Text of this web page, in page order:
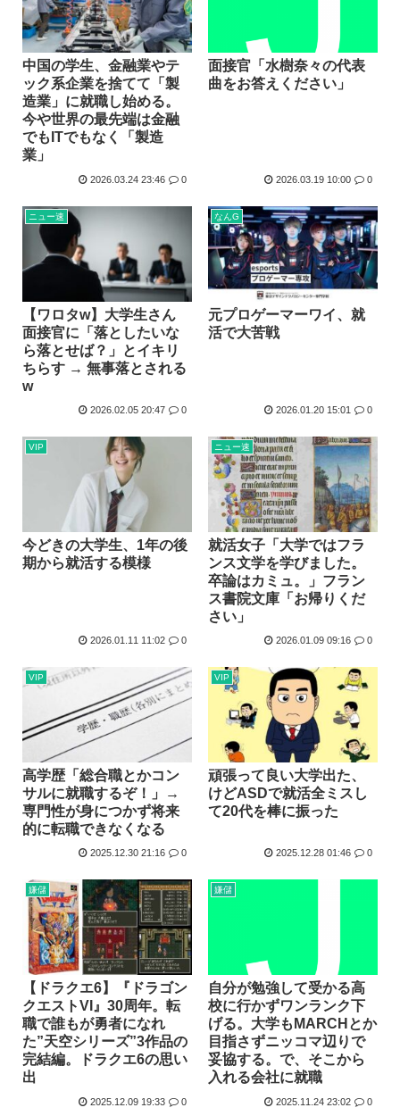
中国の学生、金融業やテ
ック系企業を捨てて「製
造業」に就職し始める。
今や世界の最先端は金融
でもITでもなく「製造
業」
2026.03.24 23:46 0
面接官「水樹奈々の代表
曲をお答えください」
2026.03.19 10:00 0
ニュー速
【ワロタw】大学生さん
面接官に「落としたいな
ら落とせば？」とイキリ
ちらす → 無事落とされる
w
2026.02.05 20:47 0
なんG
元プロゲーマーワイ、就
活で大苦戦
2026.01.20 15:01 0
VIP
今どきの大学生、1年の後
期から就活する模様
2026.01.11 11:02 0
ニュー速
就活女子「大学ではフラ
ンス文学を学びました。
卒論はカミュ。」フラン
ス書院文庫「お帰りくだ
さい」
2026.01.09 09:16 0
VIP
高学歴「総合職とかコン
サルに就職するぞ！」→
専門性が身につかず将来
的に転職できなくなる
2025.12.30 21:16 0
VIP
頑張って良い大学出た、
けどASDで就活全ミスし
て20代を棒に振った
2025.12.28 01:46 0
嫌儲
【ドラクエ6】『ドラゴン
クエストVI』30周年。転
職で誰もが勇者になれ
た”天空シリーズ”3作品の
完結編。ドラクエ6の思い
出
2025.12.09 19:33 0
嫌儲
自分が勉強して受かる高
校に行かずワンランク下
げる。大学もMARCHとか
目指さずニッコマ辺りで
妥協する。で、そこから
入れる会社に就職
2025.11.24 23:02 0